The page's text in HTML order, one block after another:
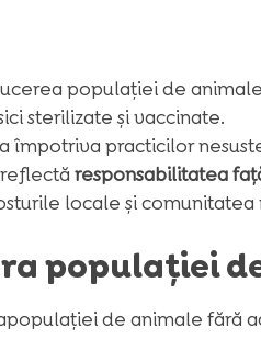
populației de
sterilizate și vaccinate.
împotriva practicilor
responsabilitatea
locale și comunitatea
populației
de animale fără